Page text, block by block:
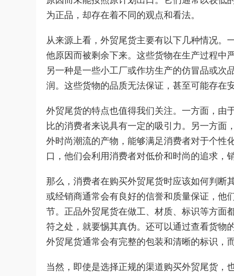
为正品，却存在着不同的观点和看法。
从来源上看，外贸尾货主要有以下几种情况。
他原因而被剩余下来。这些货物在生产过程中
另一种是一些小工厂或作坊生产的仿冒品或次
润。这些货物的品质无法保证，甚至可能存在
外贸尾货的特点也值得我们关注。一方面，由
比的消费者来说具有一定的吸引力。另一方面
外时尚潮流的产物，能够满足消费者对于个性
口，他们会利用消费者对低价和时尚的追求，
那么，消费者在购买外贸尾货时应该如何判断
或经销商通常会有良好的信誉和质量保证，他
节。正品外贸尾货在做工、材质、标识等方面
符之处，就要惕其真伪。还可以通过查看货物
外贸尾货通常会有完整的包装和清晰的标识，
当然，即使是选择正规的渠道购买外贸尾货，